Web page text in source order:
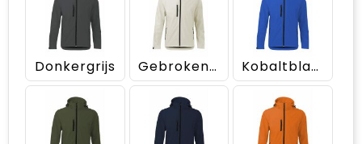
Donkergrijs Gebroken wit Kobaltblauw